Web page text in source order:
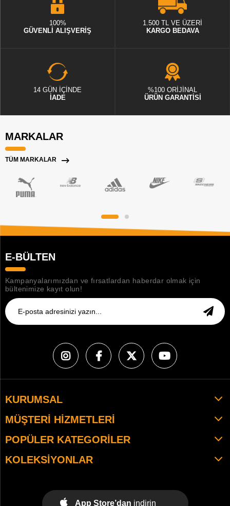
100%
GÜVENLİ ALIŞVERİŞ
1.500 TL VE ÜZERİ
KARGO BEDAVA
14 GÜN İÇİNDE
İADE
%100 ORİJİNAL
ÜRÜN GARANTİSİ
MARKALAR
TÜM MARKALAR
E-BÜLTEN
Kampanyalarımızdan ve fırsatlardan haberdar olmak için
bültenimize kayıt olun!
KURUMSAL
MÜŞTERI HIZMETLERI
POPÜLER KATEGORILER
KOLEKSIYONLAR
App Store’dan indirin